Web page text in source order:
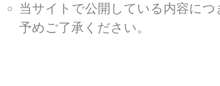
当サイトで公開している内容に
予めご了承ください。